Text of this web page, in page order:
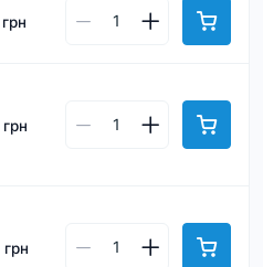
грн
грн
грн